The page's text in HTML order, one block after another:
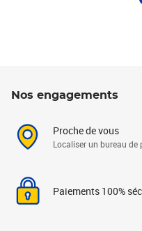
Nos engagements
Proche de vous
Localiser un bureau de
Paiements 100%